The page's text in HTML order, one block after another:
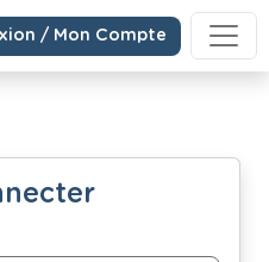
/ Mon Compte